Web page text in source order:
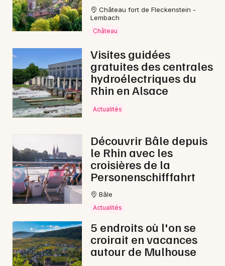
Château fort de Fleckenstein -
Lembach
Château
Visites guidées
gratuites des centrales
hydroélectriques du
Rhin en Alsace
Actualités
Découvrir Bâle depuis
le Rhin avec les
croisières de la
Personenschifffahrt
Bâle
Actualités
5 endroits où l'on se
croirait en vacances
autour de Mulhouse